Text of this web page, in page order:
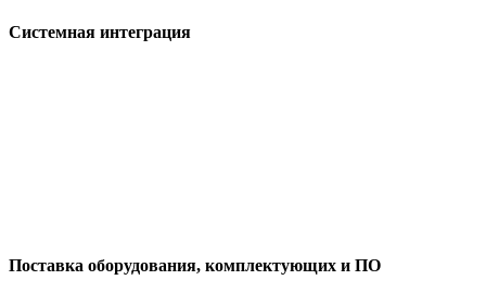
Системная интеграция
Поставка оборудования, комплектующих и ПО